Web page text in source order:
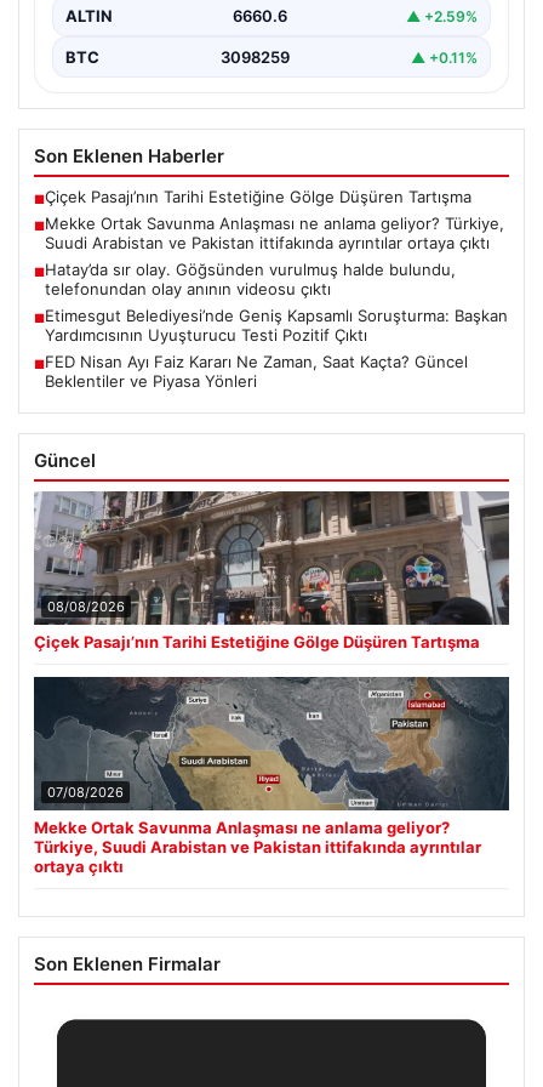
ALTIN 6660.6 ▲ +2.59%
BTC 3098259 ▲ +0.11%
Son Eklenen Haberler
■Çiçek Pasajı’nın Tarihi Estetiğine Gölge Düşüren Tartışma
■Mekke Ortak Savunma Anlaşması ne anlama geliyor? Türkiye,
Suudi Arabistan ve Pakistan ittifakında ayrıntılar ortaya çıktı
■Hatay’da sır olay. Göğsünden vurulmuş halde bulundu,
telefonundan olay anının videosu çıktı
■Etimesgut Belediyesi’nde Geniş Kapsamlı Soruşturma: Başkan
Yardımcısının Uyuşturucu Testi Pozitif Çıktı
■FED Nisan Ayı Faiz Kararı Ne Zaman, Saat Kaçta? Güncel
Beklentiler ve Piyasa Yönleri
Güncel
08/08/2026
Çiçek Pasajı’nın Tarihi Estetiğine Gölge Düşüren Tartışma
07/08/2026
Mekke Ortak Savunma Anlaşması ne anlama geliyor?
Türkiye, Suudi Arabistan ve Pakistan ittifakında ayrıntılar
ortaya çıktı
Son Eklenen Firmalar